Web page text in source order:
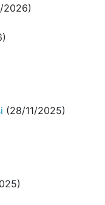
2026)
(28/11/2025)